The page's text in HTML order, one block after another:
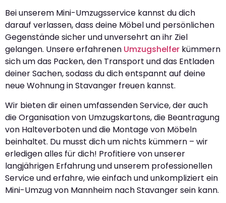
Bei unserem Mini-Umzugsservice kannst du dich
darauf verlassen, dass deine Möbel und persönlichen
Gegenstände sicher und unversehrt an ihr Ziel
gelangen. Unsere erfahrenen Umzugshelfer kümmern
sich um das Packen, den Transport und das Entladen
deiner Sachen, sodass du dich entspannt auf deine
neue Wohnung in Stavanger freuen kannst.
Wir bieten dir einen umfassenden Service, der auch
die Organisation von Umzugskartons, die Beantragung
von Halteverboten und die Montage von Möbeln
beinhaltet. Du musst dich um nichts kümmern – wir
erledigen alles für dich! Profitiere von unserer
langjährigen Erfahrung und unserem professionellen
Service und erfahre, wie einfach und unkompliziert ein
Mini-Umzug von Mannheim nach Stavanger sein kann.